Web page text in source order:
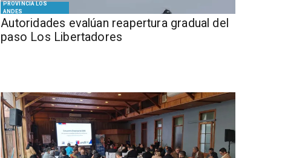
PROVINCIA LOS
ANDES
​​Autoridades evalúan reapertura gradual del
paso Los Libertadores